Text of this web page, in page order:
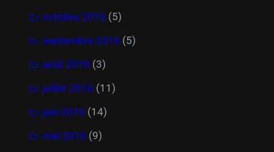
octobre 2016 (5)
septembre 2016 (5)
août 2016 (3)
juillet 2016 (11)
juin 2016 (14)
mai 2016 (9)